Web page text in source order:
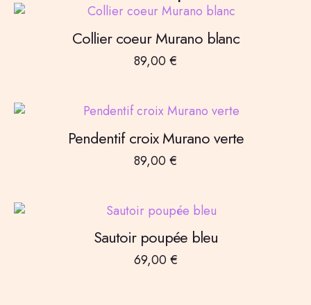
Collier coeur Murano blanc
89,00 €
Pendentif croix Murano verte
89,00 €
Sautoir poupée bleu
69,00 €